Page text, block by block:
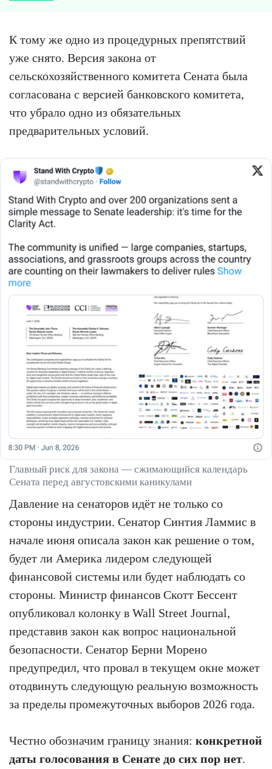
К тому же одно из процедурных препятствий
уже снято. Версия закона от
сельскохозяйственного комитета Сената была
согласована с версией банковского комитета,
что убрало одно из обязательных
предварительных условий.
Главный риск для закона — сжимающийся календарь
Сената перед августовскими каникулами
Давление на сенаторов идёт не только со
стороны индустрии. Сенатор Синтия Ламмис в
начале июня описала закон как решение о том,
будет ли Америка лидером следующей
финансовой системы или будет наблюдать со
стороны. Министр финансов Скотт Бессент
опубликовал колонку в Wall Street Journal,
представив закон как вопрос национальной
безопасности. Сенатор Берни Морено
предупредил, что провал в текущем окне может
отодвинуть следующую реальную возможность
за пределы промежуточных выборов 2026 года.
Честно обозначим границу знания: конкретной
даты голосования в Сенате до сих пор нет.